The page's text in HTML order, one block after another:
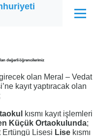
Menü
değerli öğrencilerimiz
olan Meral – Vedat
kayıt yaptıracak olan
kısmı kayıt işlemleri
Küçük Ortaokulunda;
Ertüngü Lisesi Lise kısmı